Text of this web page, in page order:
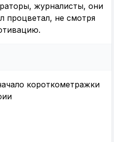
журналисты, они
процветал, не смотря
короткометражки